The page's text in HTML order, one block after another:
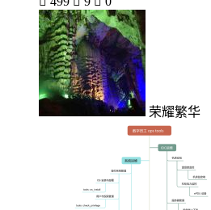
荣耀繁华